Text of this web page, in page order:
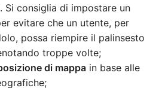
Si consiglia di impostare un
evitare che un utente, per
possa riempire il palinsesto
troppe volte;
di mappain base alle